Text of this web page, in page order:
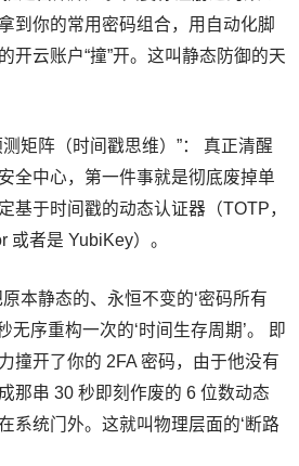
到你的常用密码组合，用自动化脚
开云账户“撞”开。这叫静态防御的天
矩阵（时间戳思维）”： 真正清醒
全中心，第一件事就是彻底废掉单
基于时间戳的动态认证器（TOTP，
或者是 YubiKey）。
本静态的、永恒不变的‘密码所有
无序重构一次的‘时间生存周期’。 即
撞开了你的 2FA 密码，由于他没有
那串 30 秒即刻作废的 6 位数动态
系统门外。这就叫物理层面的‘断路